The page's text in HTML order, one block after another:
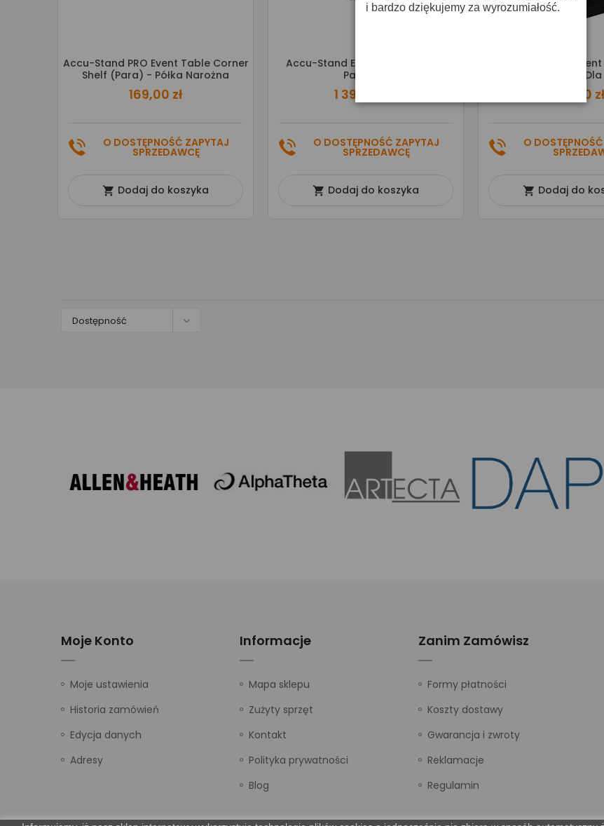
Accu-Stand PRO Event Table Corner
Shelf (para) - Półka Narożna
169,00 zł
O DOSTĘPNOŚĆ ZAPYTAJ
SPRZEDAWCĘ
 Dodaj do koszyka
Accu-Stand Event Façade 2 B -
Parawan
1 399,00 zł
O DOSTĘPNOŚĆ ZAPYTAJ
SPRZEDAWCĘ
 Dodaj do koszyka
Accu-Stand PRO
BLK - Ekran
259,00 zł
O
 Dodaj do
Dostępność 
Moje Konto
Moje ustawienia
Historia zamówień
Edycja danych
Adresy
Informacje
Mapa sklepu
Zużyty sprzęt
Kontakt
Polityka prywatności
Blog
Zanim Zamówisz
Formy płatności
Koszty dostawy
Gwarancja i zwroty
Reklamacje
Regulamin
i bardzo dziękujemy za wyrozumiałość.